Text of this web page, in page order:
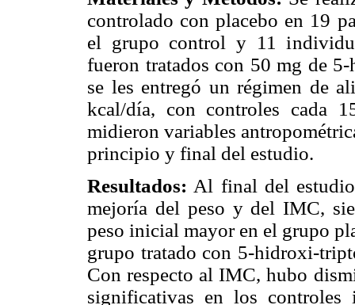
controlado con placebo en 19
el grupo control y 11
fueron tratados con 50 mg de
se les entregó un régimen de
kcal/día, con controles cada
midieron variables
principio y final del estudio.
Resultados: Al final del
mejoría del peso y del IMC,
peso inicial mayor en el grupo
grupo tratado con 5-hidroxi-
Con respecto al IMC, hubo
significativas en los